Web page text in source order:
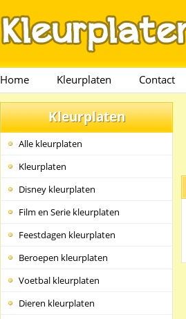
Home Kleurplaten Contact
Kleurplaten
Alle kleurplaten
Kleurplaten
Disney kleurplaten
Film en Serie kleurplaten
Feestdagen kleurplaten
Beroepen kleurplaten
Voetbal kleurplaten
Dieren kleurplaten